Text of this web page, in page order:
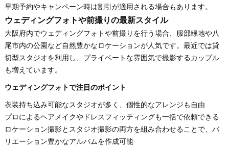
早期予約やキャンペーン時は割引が適用される場合もあります。
ウェディングフォトや前撮りの最新スタイル
大阪府内でウェディングフォトや前撮りを行う場合、服部緑地や八
尾市内の公園など自然豊かなロケーションが人気です。最近では貸
切型スタジオを利用し、プライベートな雰囲気で撮影するカップル
も増えています。
ウェディングフォトで注目のポイント
衣装持ち込み可能なスタジオが多く、個性的なアレンジも自由
プロによるヘアメイクやドレスフィッティングも一括で依頼できる
ロケーション撮影とスタジオ撮影の両方を組み合わせることで、バ
リエーション豊かなアルバムを作成可能